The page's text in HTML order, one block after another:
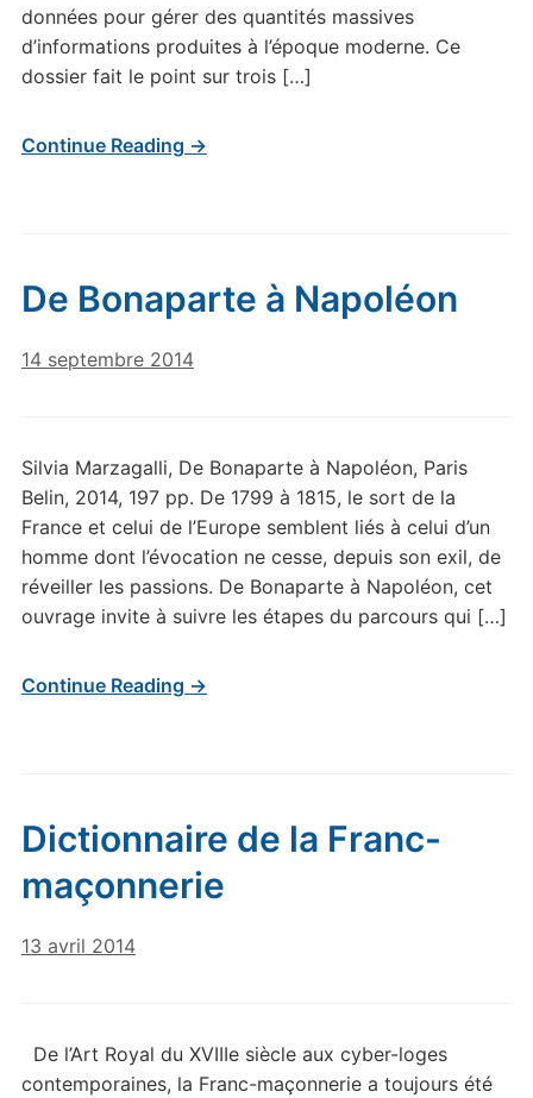
données pour gérer des quantités massives
d’informations produites à l’époque moderne. Ce
dossier fait le point sur trois […]
Continue Reading →
De Bonaparte à Napoléon
14 septembre 2014
Silvia Marzagalli, De Bonaparte à Napoléon, Paris
Belin, 2014, 197 pp. De 1799 à 1815, le sort de la
France et celui de l’Europe semblent liés à celui d’un
homme dont l’évocation ne cesse, depuis son exil, de
réveiller les passions. De Bonaparte à Napoléon, cet
ouvrage invite à suivre les étapes du parcours qui […]
Continue Reading →
Dictionnaire de la Franc-
maçonnerie
13 avril 2014
De l’Art Royal du XVIIIe siècle aux cyber-loges
contemporaines, la Franc-maçonnerie a toujours été